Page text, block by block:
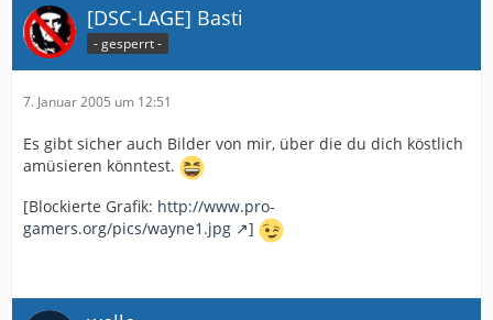
[DSC-LAGE] Basti
- gesperrt -
7. Januar 2005 um 12:51
Es gibt sicher auch Bilder von mir, über die du dich köstlich
amüsieren könntest.
[Blockierte Grafik: http://www.pro-
gamers.org/pics/wayne1.jpg
]